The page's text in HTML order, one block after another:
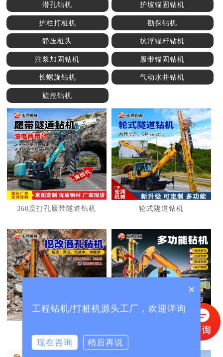
1 2 3
潜孔钻机 护坡锚固钻机
护栏打桩机 勘探钻机
静压桩头 抗浮锚杆钻机
注浆加固钻机 履带锚固钻机
长螺旋钻机 气动水井钻机
旋挖钻机
360度打孔履带隧道钻机 轮式隧道钻机
×
工程钻机/打桩机源头工厂，欢迎详询
现在咨询 稍后再说